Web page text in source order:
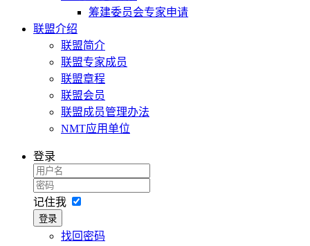
筹建委员会专家申请
联盟介绍
联盟简介
联盟专家成员
联盟章程
联盟会员
联盟成员管理办法
NMT应用单位
登录
记住我
登录
找回密码